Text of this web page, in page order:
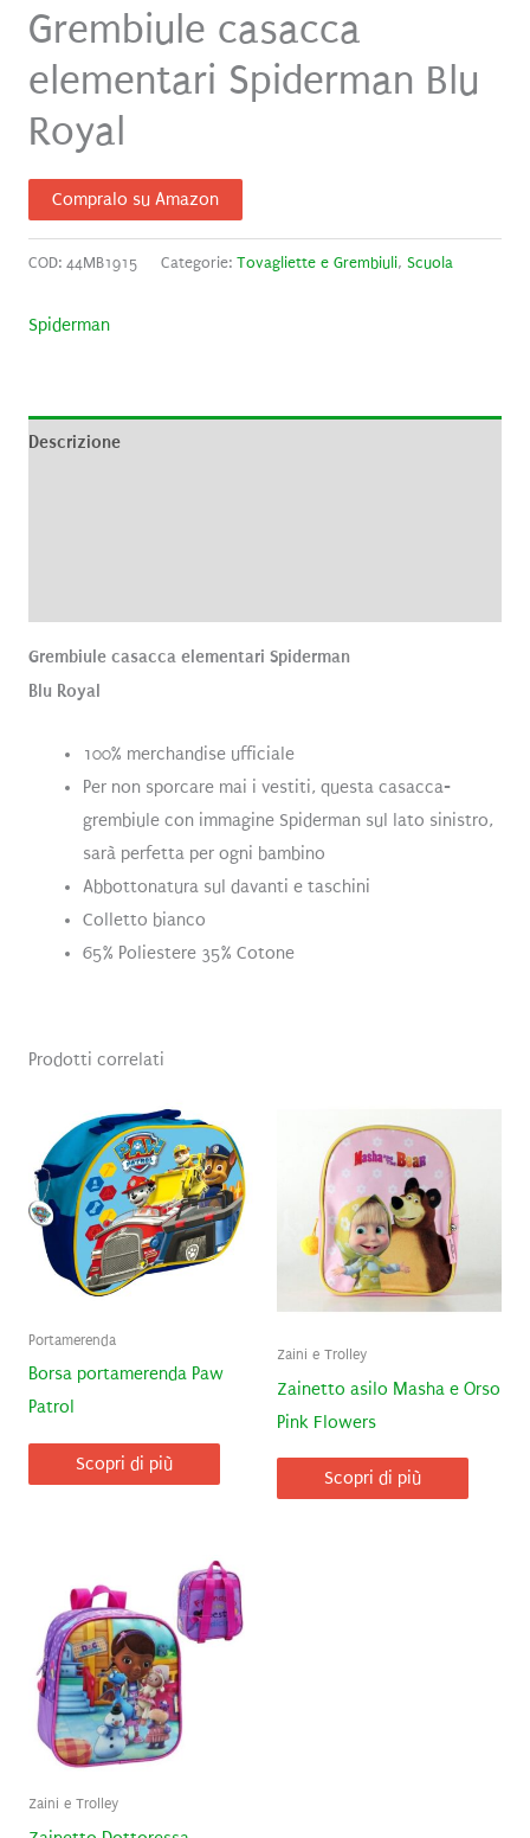
Grembiule casacca
elementari Spiderman Blu
Royal
Compralo su Amazon
COD: 44MB1915 Categorie: Tovagliette e Grembiuli, Scuola
Spiderman
Descrizione
Grembiule casacca elementari Spiderman
Blu Royal
100% merchandise ufficiale
Per non sporcare mai i vestiti, questa casacca-
grembiule con immagine Spiderman sul lato sinistro,
sarà perfetta per ogni bambino
Abbottonatura sul davanti e taschini
Colletto bianco
65% Poliestere 35% Cotone
Prodotti correlati
Portamerenda
Borsa portamerenda Paw
Patrol
Scopri di più
Zaini e Trolley
Zainetto asilo Masha e Orso
Pink Flowers
Scopri di più
Zaini e Trolley